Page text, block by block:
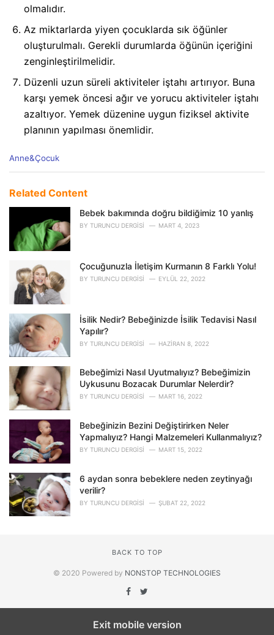
olmalıdır.
Az miktarlarda yiyen çocuklarda sık öğünler
oluşturulmalı. Gerekli durumlarda öğünün içeriğini
zenginleştirilmelidir.
Düzenli uzun süreli aktiviteler iştahı artırıyor. Buna
karşı yemek öncesi ağır ve yorucu aktiviteler iştahı
azaltıyor. Yemek düzenine uygun fiziksel aktivite
planının yapılması önemlidir.
C
e
Anne&Çocuk
Related Content
Bebek bakımında doğru bildiğimiz 10 yanlış
BY TURUNCU DERGISI MART 4, 2023
Çocuğunuzla İletişim Kurmanın 8 Farklı Yolu!
BY TURUNCU DERGISI EYLÜL 22, 2022
İsilik Nedir? Bebeğinizde İsilik Tedavisi Nasıl
Yapılır?
BY TURUNCU DERGISI HAZIRAN 8, 2022
Bebeğimizi Nasıl Uyutmalıyız? Bebeğimizin
Uykusunu Bozacak Durumlar Nelerdir?
BY TURUNCU DERGISI MART 16, 2022
Bebeğinizin Bezini Değiştirirken Neler
Yapmalıyız? Hangi Malzemeleri Kullanmalıyız?
BY TURUNCU DERGISI MART 15, 2022
6 aydan sonra bebeklere neden zeytinyağı
verilir?
BY TURUNCU DERGISI ŞUBAT 22, 2022
BACK TO TOP
© 2020 Powered by NONSTOP TECHNOLOGIES
Exit mobile version